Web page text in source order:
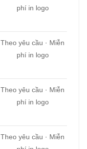
phí in logo
Theo yêu cầu · Miễn
phí in logo
Theo yêu cầu · Miễn
phí in logo
Theo yêu cầu · Miễn